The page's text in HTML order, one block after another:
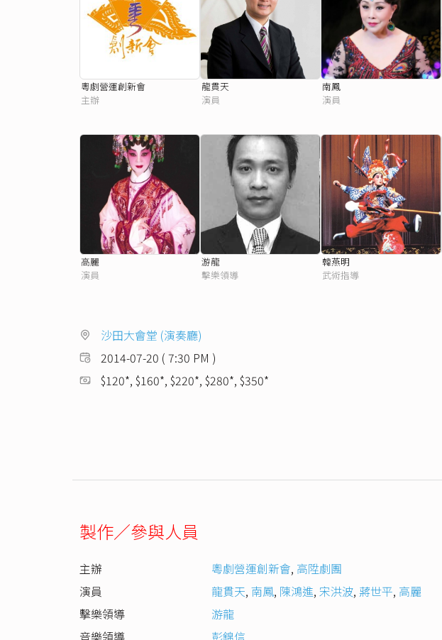
粵劇營運創新會
主辦
龍貫天
演員
南鳳
演員
高麗
演員
游龍
擊樂領導
韓燕明
武術指導
沙田大會堂 (演奏廳)
2014-07-20 ( 7:30 PM )
$120*, $160*, $220*, $280*, $350*
製作／參與人員
主辦 粵劇營運創新會, 高陞劇團
演員
龍貫天, 南鳳, 陳鴻進, 宋洪波, 蔣世平, 高麗
擊樂領導
游龍
音樂領導
彭錦信